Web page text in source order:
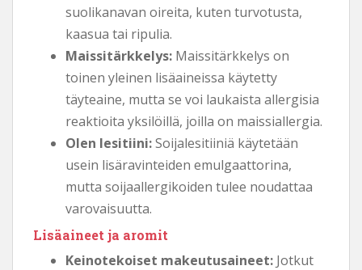
suolikanavan oireita, kuten turvotusta,
kaasua tai ripulia.
Maissitärkkelys: Maissitärkkelys on
toinen yleinen lisäaineissa käytetty
täyteaine, mutta se voi laukaista allergisia
reaktioita yksilöillä, joilla on maissiallergia.
Olen lesitiini:Soijalesitiiniä käytetään
usein lisäravinteiden emulgaattorina,
mutta soijaallergikoiden tulee noudattaa
varovaisuutta.
Lisäaineet ja aromit
Keinotekoiset makeutusaineet: Jotkut